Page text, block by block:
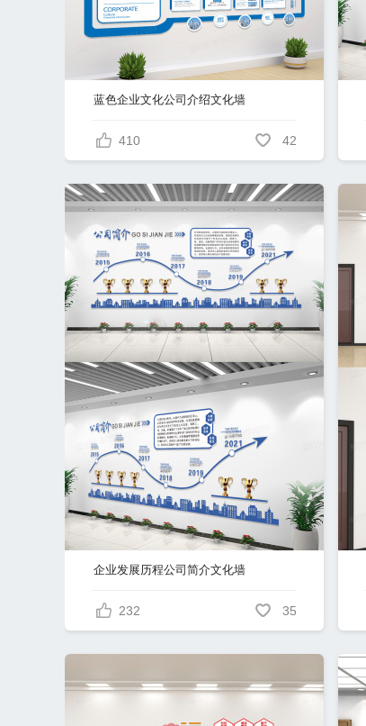
蓝色企业文化公司介绍文化墙
410 42
企业发展历程公司简介文化墙
232 35